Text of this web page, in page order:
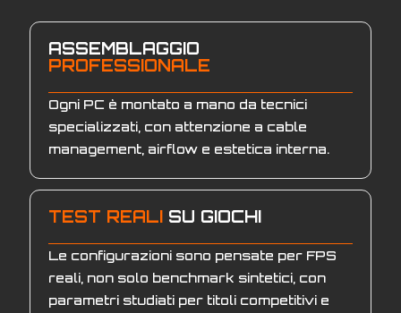
ASSEMBLAGGIO
PROFESSIONALE
Ogni PC è montato a mano da tecnici
specializzati, con attenzione a cable
management, airflow e estetica interna.
TEST REALI SU GIOCHI
Le configurazioni sono pensate per FPS
reali, non solo benchmark sintetici, con
parametri studiati per titoli competitivi e